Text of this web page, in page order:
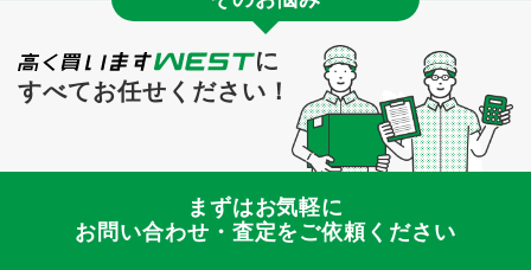
に
すべてお任せください！
まずはお気軽に
お問い合わせ・査定をご依頼ください